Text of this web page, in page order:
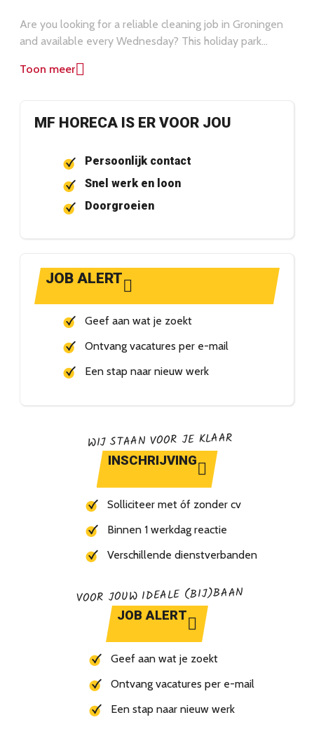
Are you looking for a reliable cleaning job in Groningen
and available every Wednesday? This holiday park
application button. Do you have questions about this
Toon meer
MF HORECA IS ER VOOR JOU
Persoonlijk contact
Snel werk en loon
Doorgroeien
JOB ALERT
Geef aan wat je zoekt
Ontvang vacatures per e-mail
Een stap naar nieuw werk
WIJ STAAN VOOR JE KLAAR
INSCHRIJVING
Solliciteer met óf zonder cv
Binnen 1 werkdag reactie
Verschillende dienstverbanden
VOOR JOUW IDEALE (BIJ)BAAN
JOB ALERT
Geef aan wat je zoekt
Ontvang vacatures per e-mail
Een stap naar nieuw werk